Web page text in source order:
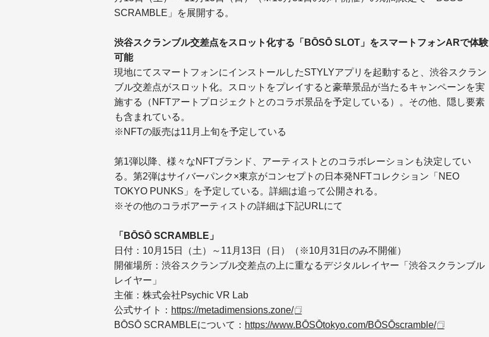
SCRAMBLE」を展開する。
渋谷スクランブル交差点をスロット化する「BŌSŌ SLOT」をスマートフォンARで体験
可能
現地にてスマートフォンにインストールしたSTYLYアプリを起動すると、渋谷スクラン
ブル交差点がスロット化。スロットをプレイすると豪華景品が当たるキャンペーンを実
施する（NFTアートプロジェクトとのコラボ景品を予定している）。その他、隠し要素
も含まれている。
※NFTの販売は11月上旬を予定している
第1弾以降、様々なNFTブランド、アーティストとのコラボレーションも決定してい
る。第2弾はサイバーパンク×東京がコンセプトの日本発NFTコレクション「NEO
TOKYO PUNKS」を予定している。詳細は追って公開される。
※その他のコラボアーティストの詳細は下記URLにて
「BŌSŌ SCRAMBLE」
日付：10月15日（土）～11月13日（日）（※10月31日のみ不開催）
開催場所：渋谷スクランブル交差点の上に重なるデジタルレイヤー「渋谷スクランブル
レイヤー」
主催：株式会社Psychic VR Lab
公式サイト： https://metadimensions.zone/
BŌSŌ SCRAMBLEについて： https://www.BŌSŌtokyo.com/BŌSŌscramble/